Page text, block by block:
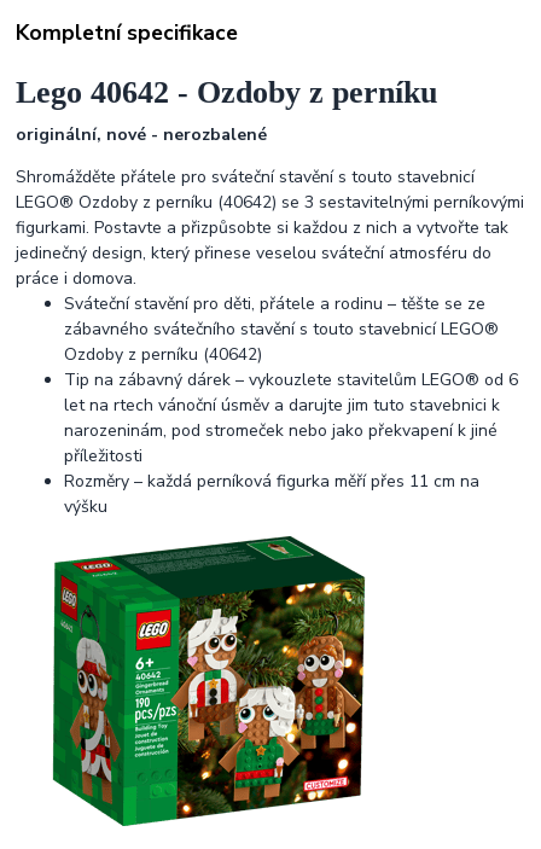
Kompletní specifikace
Lego40642 - Ozdoby z perníku
originální, nové - nerozbalené
Shromážděte přátele pro sváteční stavění s touto stavebnicí
LEGO® Ozdoby z perníku (40642) se 3 sestavitelnými perníkovými
figurkami. Postavte a přizpůsobte si každou z nich a vytvořte tak
jedinečný design, který přinese veselou sváteční atmosféru do
práce i domova.
Sváteční stavění pro děti, přátele a rodinu – těšte se ze
zábavného svátečního stavění s touto stavebnicí LEGO®
Ozdoby z perníku (40642)
Tip na zábavný dárek – vykouzlete stavitelům LEGO® od 6
let na rtech vánoční úsměv a darujte jim tuto stavebnici k
narozeninám, pod stromeček nebo jako překvapení k jiné
příležitosti
Rozměry – každá perníková figurka měří přes 11 cm na
výšku